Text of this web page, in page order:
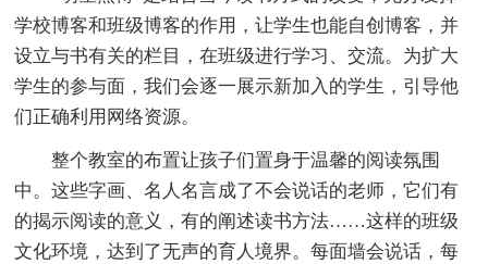
学校博客和班级博客的作用，让学生也能自创博客，并
设立与书有关的栏目，在班级进行学习、交流。为扩大
学生的参与面，我们会逐一展示新加入的学生，引导他
们正确利用网络资源。
整个教室的布置让孩子们置身于温馨的阅读氛围
中。这些字画、名人名言成了不会说话的老师，它们有
的揭示阅读的意义，有的阐述读书方法……这样的班级
文化环境，达到了无声的育人境界。每面墙会说话，每